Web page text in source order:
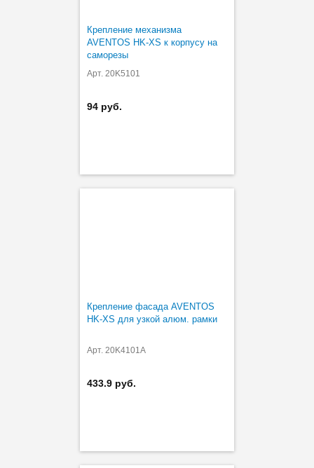
Крепление механизма
AVENTOS HK-XS к корпусу на
саморезы
Арт. 20K5101
94 руб.
Крепление фасада AVENTOS
HK-XS для узкой алюм. рамки
Арт. 20K4101A
433.9 руб.